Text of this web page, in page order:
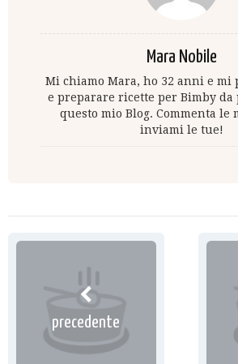
Mara Nobile
Mi chiamo Mara, ho 32 anni e mi
e preparare ricette per Bimby da
questo mio Blog. Commenta le
inviami le tue!
precedente